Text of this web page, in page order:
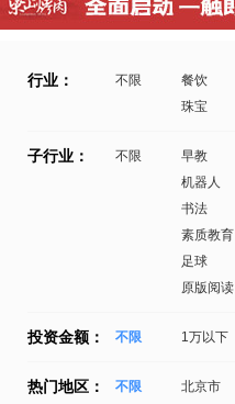
行业： 不限 餐饮
珠宝
子行业： 不限 早教
机器人
书法
素质教育
足球
原版阅读
投资金额： 不限 1万以下
热门地区： 不限 北京市